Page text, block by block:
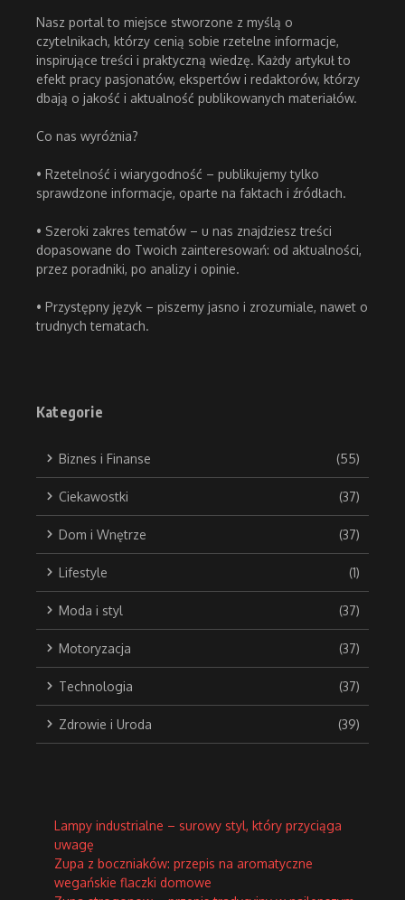
Nasz portal to miejsce stworzone z myślą o
czytelnikach, którzy cenią sobie rzetelne informacje,
inspirujące treści i praktyczną wiedzę. Każdy artykuł to
efekt pracy pasjonatów, ekspertów i redaktorów, którzy
dbają o jakość i aktualność publikowanych materiałów.
Co nas wyróżnia?
• Rzetelność i wiarygodność – publikujemy tylko
sprawdzone informacje, oparte na faktach i źródłach.
• Szeroki zakres tematów – u nas znajdziesz treści
dopasowane do Twoich zainteresowań: od aktualności,
przez poradniki, po analizy i opinie.
• Przystępny język – piszemy jasno i zrozumiale, nawet o
trudnych tematach.
Kategorie
Biznes i Finanse (55)
Ciekawostki (37)
Dom i Wnętrze (37)
Lifestyle (1)
Moda i styl (37)
Motoryzacja (37)
Technologia (37)
Zdrowie i Uroda (39)
Lampy industrialne – surowy styl, który przyciąga
uwagę
Zupa z boczniaków: przepis na aromatyczne
wegańskie flaczki domowe